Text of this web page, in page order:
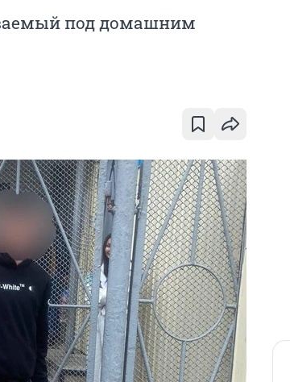
под домашним